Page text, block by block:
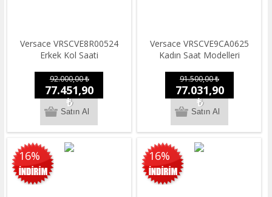
Versace VRSCVE8R00524
Erkek Kol Saati
92.000,00 ₺
77.451,90
₺
Versace VRSCVE9CA0625
Kadın Saat Modelleri
91.500,00 ₺
77.031,90
₺
16% 16%